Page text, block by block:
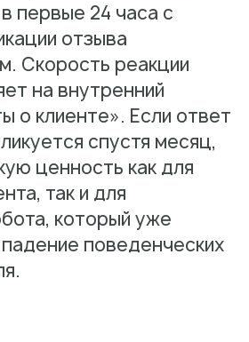
первые 24 часа с
отзыва
Скорость реакции
на внутренний
о клиенте». Если ответ
спустя месяц,
ценность как для
так и для
который уже
поведенческих